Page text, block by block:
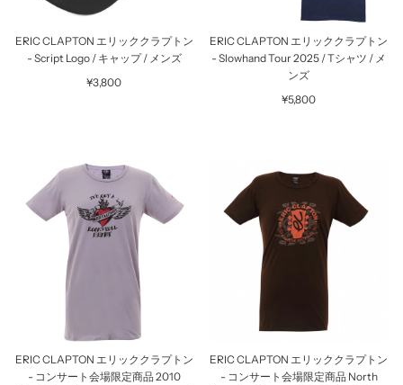
ERIC CLAPTON エリッククラプトン
- Script Logo / キャップ / メンズ
¥3,800
ERIC CLAPTON エリッククラプトン
- Slowhand Tour 2025 / Tシャツ / メ
ンズ
¥5,800
ERIC CLAPTON エリッククラプトン
- コンサート会場限定商品 2010
ERIC CLAPTON エリッククラプトン
- コンサート会場限定商品 North